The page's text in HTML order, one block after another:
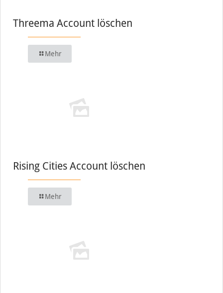
Threema Account löschen
Mehr
Rising Cities Account löschen
Mehr